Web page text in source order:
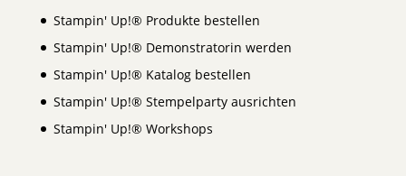
Stampin' Up!® Produkte bestellen
Stampin' Up!® Demonstratorin werden
Stampin' Up!® Katalog bestellen
Stampin' Up!® Stempelparty ausrichten
Stampin' Up!® Workshops